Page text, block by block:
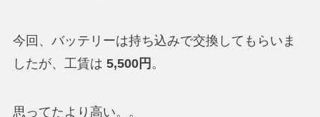
今回、バッテリーは持ち込みで交換してもらいま
したが、工賃は 5,500円 。
思ってたより高い。。